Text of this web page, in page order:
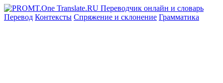
Перевод Контексты Спряжение и склонение Грамматика